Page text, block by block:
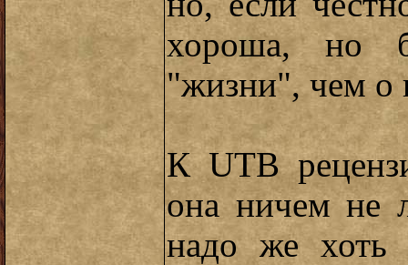
хороша, но
"жизни", чем о
К UTB
она ничем не
надо же хоть